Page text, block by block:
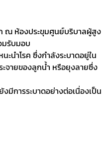
ณ ห้องประขุมศูนย์บริบาลผู้สูง
มรับมอบ
นำโรค ซึ่งกำลังระบาดอยู่ใน
จายของลูกน้ำ หรือยุงลายซึ่ง
มีการระบาดอย่างต่อเนื่องเป็น